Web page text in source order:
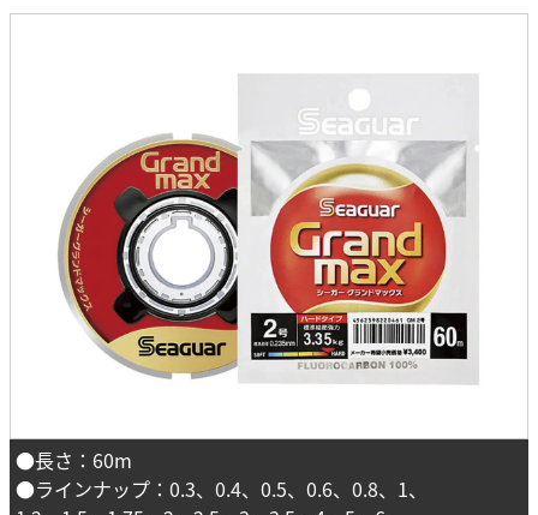
●長さ：60m
●ラインナップ：0.3、0.4、0.5、0.6、0.8、1、